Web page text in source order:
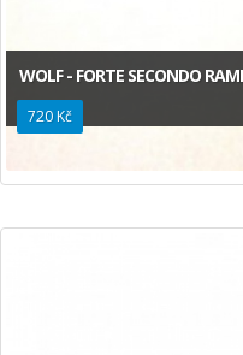
WOLF - FORTE SECONDO
720 Kč